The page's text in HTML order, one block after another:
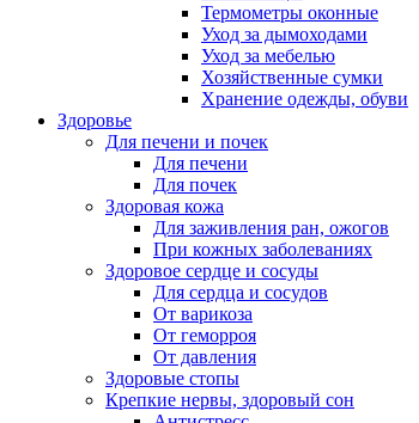
Термометры оконные
Уход за дымоходами
Уход за мебелью
Хозяйственные сумки
Хранение одежды, обуви
Здоровье
Для печени и почек
Для печени
Для почек
Здоровая кожа
Для заживления ран, ожогов
При кожных заболеваниях
Здоровое сердце и сосуды
Для сердца и сосудов
От варикоза
От геморроя
От давления
Здоровые стопы
Крепкие нервы, здоровый сон